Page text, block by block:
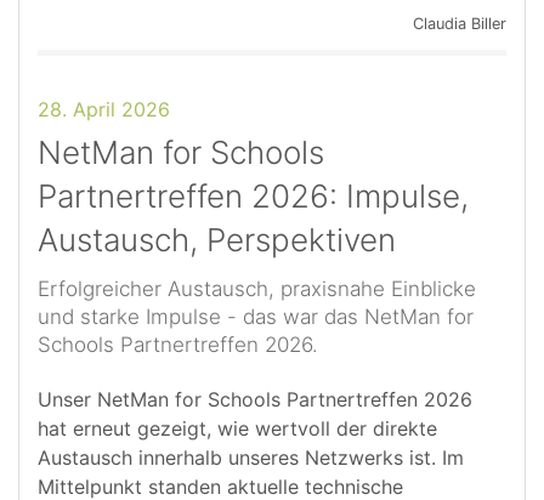
Claudia Biller
28. April 2026
NetMan for Schools
Partnertreffen 2026: Impulse,
Austausch, Perspektiven
Erfolgreicher Austausch, praxisnahe Einblicke
und starke Impulse - das war das NetMan for
Schools Partnertreffen 2026.
Unser NetMan for Schools Partnertreffen 2026
hat erneut gezeigt, wie wertvoll der direkte
Austausch innerhalb unseres Netzwerks ist. Im
Mittelpunkt standen aktuelle technische